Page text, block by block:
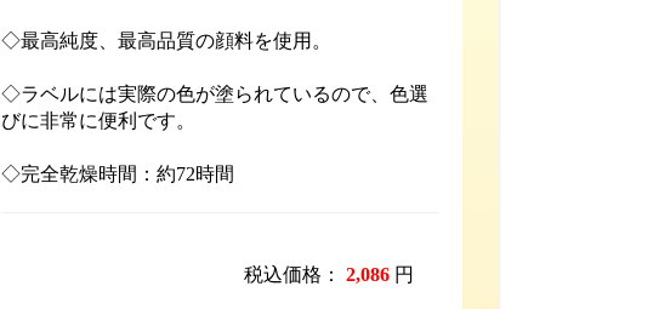
◇最高純度、最高品質の顔料を使用。
◇ラベルには実際の色が塗られているので、色選
びに非常に便利です。
◇完全乾燥時間：約72時間
税込価格： 2,086 円